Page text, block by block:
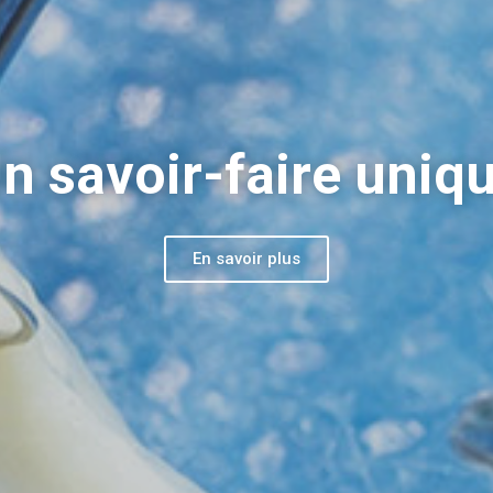
des
des soignants
En savoir plus